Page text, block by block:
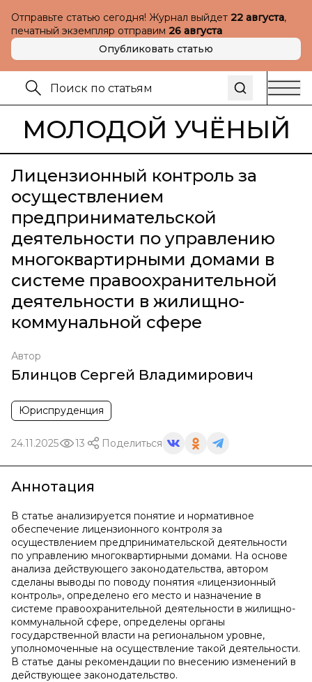
Отправьте статью сегодня! Журнал выйдет 22 августа,
печатный экземпляр отправим 26 августа
Опубликовать статью
МОЛОДОЙ УЧЁНЫЙ
Лицензионный контроль за
осуществлением
предпринимательской
деятельности по управлению
многоквартирными домами в
системе правоохранительной
деятельности в жилищно-
коммунальной сфере
Автор
Блинцов Сергей Владимирович
Юриспруденция
24.11.2025 13 Поделиться
Аннотация
В статье анализируется понятие и нормативное
обеспечение лицензионного контроля за
осуществлением предпринимательской деятельности
по управлению многоквартирными домами. На основе
анализа действующего законодательства, автором
сделаны выводы по поводу понятия «лицензионный
контроль», определено его место и назначение в
системе правоохранительной деятельности в жилищно-
коммунальной сфере, определены органы
государственной власти на региональном уровне,
уполномоченные на осуществление такой деятельности.
В статье даны рекомендации по внесению изменений в
действующее законодательство.